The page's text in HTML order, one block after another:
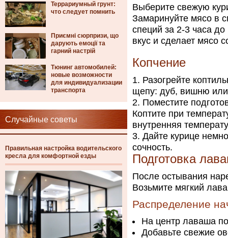
Террариумный грунт:
что следует помнить
Приємні сюрпризи, що
дарують емоції та
гарний настрій
Тюнинг автомобилей:
новые возможности
для индивидуализации
транспорта
Случайные советы
Правильная настройка водительского
кресла для комфортной езды
Выберите свежую
Замаринуйте мясо в
специй за 2-3 часа
вкус и сделает мясо
Копчение
Разогрейте
щепу: дуб, вишню
Поместите
Коптите при
внутренняя
Дайте курице
сочность.
Подготовка
После остывания
Возьмите мягкий
Распределение
На центр лаваша
Добавьте свежие